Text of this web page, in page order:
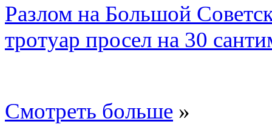
Разлом на Большой
тротуар просел на 30
Смотреть больше »